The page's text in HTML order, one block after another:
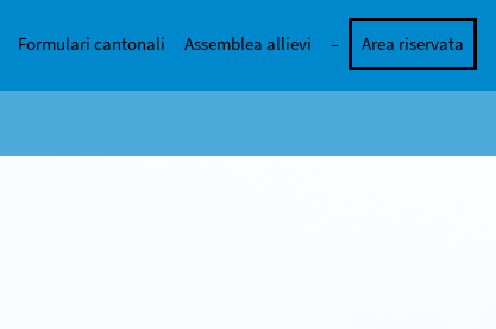
Formulari cantonali Assemblea allievi – Area riservata